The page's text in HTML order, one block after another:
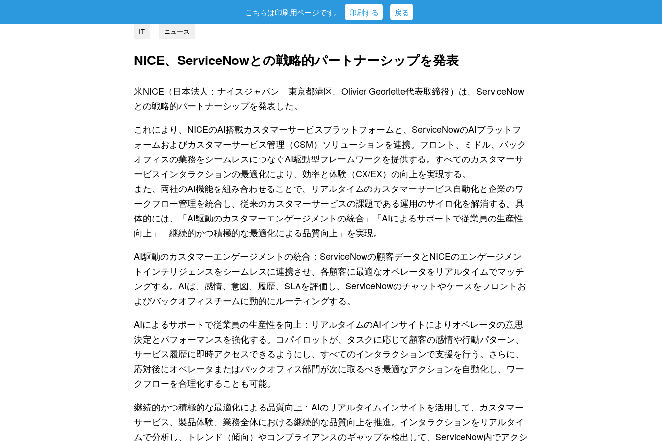
こちらは印刷用ページです。 印刷する 戻る
IT ニュース
NICE、ServiceNowとの戦略的パートナーシップを発表
米NICE（日本法人：ナイスジャパン 東京都港区、Olivier Georlette代表取締役）は、ServiceNow
との戦略的パートナーシップを発表した。
これにより、NICEのAI搭載カスタマーサービスプラットフォームと、ServiceNowのAIプラットフ
ォームおよびカスタマーサービス管理（CSM）ソリューションを連携。フロント、ミドル、バック
オフィスの業務をシームレスにつなぐAI駆動型フレームワークを提供する。すべてのカスタマーサ
ービスインタラクションの最適化により、効率と体験（CX/EX）の向上を実現する。
また、両社のAI機能を組み合わせることで、リアルタイムのカスタマーサービス自動化と企業のワ
ークフロー管理を統合し、従来のカスタマーサービスの課題である運用のサイロ化を解消する。具
体的には、「AI駆動のカスタマーエンゲージメントの統合」「AIによるサポートで従業員の生産性
向上」「継続的かつ積極的な最適化による品質向上」を実現。
AI駆動のカスタマーエンゲージメントの統合：ServiceNowの顧客データとNICEのエンゲージメン
トインテリジェンスをシームレスに連携させ、各顧客に最適なオペレータをリアルタイムでマッチ
ングする。AIは、感情、意図、履歴、SLAを評価し、ServiceNowのチャットやケースをフロントお
よびバックオフィスチームに動的にルーティングする。
AIによるサポートで従業員の生産性を向上：リアルタイムのAIインサイトによりオペレータの意思
決定とパフォーマンスを強化する。コパイロットが、タスクに応じて顧客の感情や行動パターン、
サービス履歴に即時アクセスできるようにし、すべてのインタラクションで支援を行う。さらに、
応対後にオペレータまたはバックオフィス部門が次に取るべき最適なアクションを自動化し、ワー
クフローを合理化することも可能。
継続的かつ積極的な最適化による品質向上：AIのリアルタイムインサイトを活用して、カスタマー
サービス、製品体験、業務全体における継続的な品質向上を推進。インタラクションをリアルタイ
ムで分析し、トレンド（傾向）やコンプライアンスのギャップを検出して、ServiceNow内でアクシ